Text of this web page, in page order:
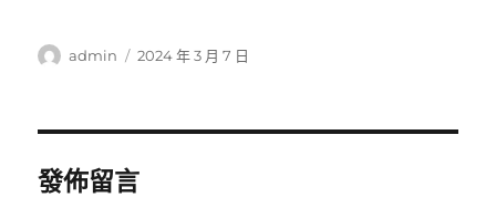
作
admin
發
2024 年 3 月 7 日
發佈留言